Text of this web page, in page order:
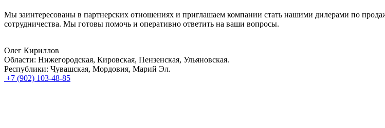
Мы заинтересованы в партнерских отношениях и приглашаем компании стать нашими дилерами по
сотрудничества. Мы готовы помочь и оперативно ответить на ваши вопросы.
Олег Кириллов
Области: Нижегородская, Кировская, Пензенская, Ульяновская.
Республики: Чувашская, Мордовия, Марий Эл.
+7 (902) 103-48-85